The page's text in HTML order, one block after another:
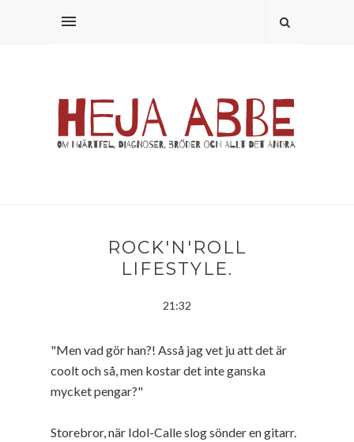
ROCK'N'ROLL
LIFESTYLE.
21:32
"Men vad gör han?! Asså jag vet ju att det är
coolt och så, men kostar det inte ganska
mycket pengar?"
Storebror, när Idol-Calle slog sönder en gitarr.